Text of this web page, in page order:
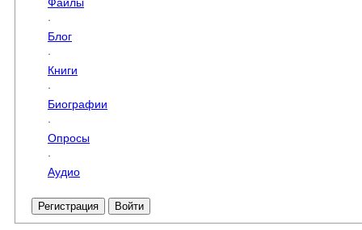
·
Блог
·
Книги
·
Биографии
·
Опросы
·
Аудио
Регистрация Войти